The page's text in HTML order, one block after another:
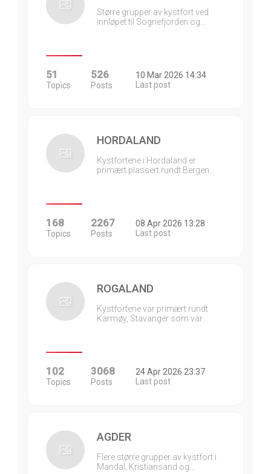
Større grupper av kystfort ved
innløpet til Sognefjorden og…
51
Topics
526
Posts
10 Mar 2026 14:34
Last post
HORDALAND
Kystfortene i Hordaland er
primært plassert rundt Bergen…
168
Topics
2267
Posts
08 Apr 2026 13:28
Last post
ROGALAND
Kystfortene var primært rundt
Karmøy, Stavanger som var…
102
Topics
3068
Posts
24 Apr 2026 23:37
Last post
AGDER
Flere større grupper av kystfort i
Mandal, Kristiansand og…